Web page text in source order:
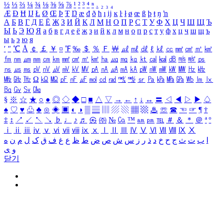
½ ⅓ ⅔ ¼ ¾ ⅛ ⅜ ⅝ ⅞ ¹ ² ³ ⁴ ⁿ ₁ ₂ ₃ ₄
Æ Ð Ħ Ĳ Ł Ø Œ Þ Ŧ Ŋ æ đ ð ħ ı ĳ ĸ ŀ ł ø œ ß þ ŧ ŋ ŉ
А Б В Г Д Е Ё Ж З И Й К Л М Н О П Р С Т У Ф Х Ц Ч Ш Щ Ъ
Ы Ь Э Ю Я а б в г д е ё ж з и й к л м н о п р с т у ф х ц ч ш щ ъ
ы ь э ю я
′ ″ ℃ Å ￠ ￡ ￥ ¤ ℉ ‰ ＄ ％ Ｆ ￦ ㎕ ㎖ ㎗ ℓ ㎘ ㏄ ㎣ ㎤ ㎥ ㎦
㎙ ㎚ ㎛ ㎜ ㎝ ㎞ ㎟ ㎠ ㎡ ㎢ ㏊ ㎍ ㎎ ㎏ ㏏ ㎈ ㎉ ㏈ ㎧ ㎨ ㎰
㎱ ㎲ ㎳ ㎴ ㎵ ㎶ ㎷ ㎸ ㎹ ㎀ ㎁ ㎂ ㎃ ㎄ ㎺ ㎻ ㎽ ㎾ ㎿ ㎐ ㎑
㎒ ㎓ ㎔ Ω ㏀ ㏁ ㎊ ㎋ ㎌ ㏖ ㏅ ㎭ ㎮ ㎯ ㏛ ㎩ ㎪ ㎫ ㎬ ㏝ ㏐
㏓
㏃ ㏉ ㏜ ㏆
§ ※ ☆ ★ ○ ● ◎ ◇ ◆ □ ■ △ ▽ → ← ↑ ↓ ↔ 〓 ◁ ◀ ▷ ▶ ♤
♠ ♡ ♥ ♧ ♣ ⊙ ◈ ▣ ◐ ◑ ▒ ▤ ▨ ▧ ▦ ▩ ♨ ☏ ☎ ☜ ☞ ¶ †
‡ ↕ ↗ ↙ ↖ ↘ ♭ ♩ ♪ ♬ ㉿ ㈜ № ㏇ ™ ㏂ ㏘ ℡ ＃ ＆ ＊ ＠ ª º
ⅰ
ⅱ ⅲ ⅳ ⅴ ⅵ ⅶ ⅷ ⅸ ⅹ Ⅳ Ⅴ Ⅵ Ⅶ Ⅷ Ⅸ Ⅹ
ب ت ث ج ح خ د ذ ر ز س ش ص ض ط ظ ع غ ف ق ک ل م ن ه
و ی
닫기